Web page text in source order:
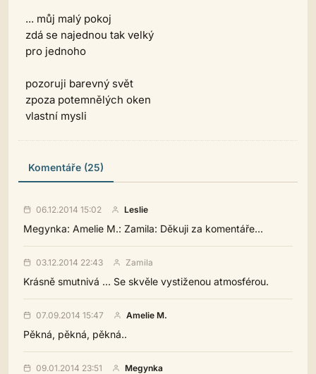
... můj malý pokoj
zdá se najednou tak velký
pro jednoho
pozoruji barevný svět
zpoza potemnělých oken
vlastní mysli
Komentáře (25)
06.12.2014 15:02 Leslie
Megynka: Amelie M.: Zamila: Děkuji za komentáře...
03.12.2014 22:43 Zamila
Krásně smutnivá ... Se skvěle vystiženou atmosférou.
07.09.2014 15:47 Amelie M.
Pěkná, pěkná, pěkná..
09.01.2014 23:51 Megynka